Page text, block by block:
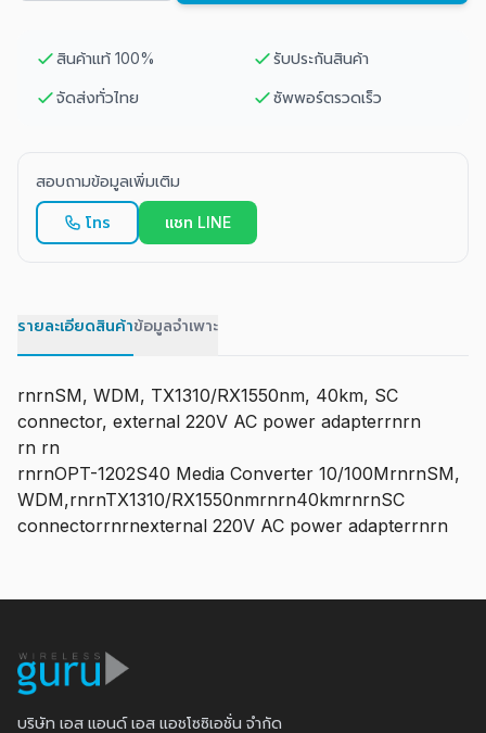
สินค้าแท้ 100% รับประกันสินค้า
จัดส่งทั่วไทย ซัพพอร์ตรวดเร็ว
สอบถามข้อมูลเพิ่มเติม
โทร แชท LINE
รายละเอียดสินค้าข้อมูลจำเพาะ
rnrnSM, WDM, TX1310/RX1550nm, 40km, SC
connector, external 220V AC power adapterrnrn
rn rn
rnrnOPT-1202S40 Media Converter 10/100MrnrnSM,
WDM,rnrnTX1310/RX1550nmrnrn40kmrnrnSC
connectorrnrnexternal 220V AC power adapterrnrn
บริษัท เอส แอนด์ เอส แอชโซซิเอชั่น จำกัด